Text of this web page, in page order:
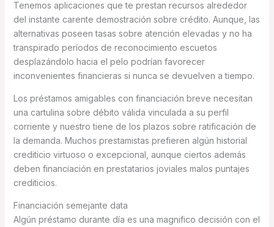
Tenemos aplicaciones que te prestan recursos alrededor
del instante carente demostración sobre crédito. Aunque, las
alternativas poseen tasas sobre atención elevadas y no ha
transpirado períodos de reconocimiento escuetos
desplazándolo hacia el pelo podrían favorecer
inconvenientes financieras si nunca se devuelven a tiempo.
Los préstamos amigables con financiación breve necesitan
una cartulina sobre débito válida vinculada a su perfil
corriente y nuestro tiene de los plazos sobre ratificación de
la demanda. Muchos prestamistas prefieren algún historial
crediticio virtuoso o excepcional, aunque ciertos además
deben financiación en prestatarios joviales malos puntajes
crediticios.
Financiación semejante data
Algún préstamo durante día es una magnifico decisión con el